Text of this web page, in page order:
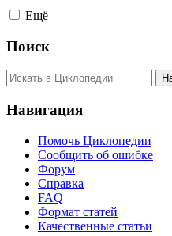
Ещё
Поиск
Навигация
Помочь Циклопедии
Сообщить об ошибке
Форум
Справка
FAQ
Формат статей
Качественные статьи